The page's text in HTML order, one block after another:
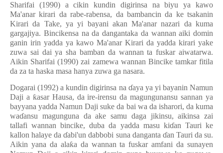
Sharifai (1990) a cikin kundin digirinsa na biyu ya kawo
Ma'anar kirari da rabe-rabensa, da bambancin da ke tsakanin
Kirari da Take, ya yi bayani akan Ma'anar nazari da kuma
gargajiya. Bincikensa na da dangantaka da wannan aiki domin
ganin irin yadda ya kawo Ma'anar Kirari da yadda kirari yake
zuwa sai dai ya sha bamban da wannan ta fuskar aiwatarwa.
Aikin Sharifai (1990) zai zamewa wannan Bincike tamkar fitila
da za ta haska masa hanya zuwa ga nasara.
Dogarai (1992) a kundin digirinsa na ɗaya ya yi bayanin Namun
Daji a ƙasar Hausa, da ire-irensu da magungunansu sannan ya
bayyana yadda Namun Daji suke da bai wa da isharori, da kuma
waɗansu magunguna da ake samu daga jikinsu, aikinsa zai
tallafi wannan bincike, duba da yadda masu kiɗan Tauri ke
kallon halaye daɗabi'un dabbobi suna danganta ɗan Tauri da su.
Aikin yana da alaƙa da wannan ta fuskar amfani da sunayen